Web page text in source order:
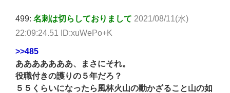
499: 名刺は切らしておりまして 2021/08/11(水)
22:09:24.51 ID:xuWePo+K
>>485
あああああああ、まさにそれ。
役職付きの護りの５年だろ？
５５くらいになったら風林火山の動かざること山の如